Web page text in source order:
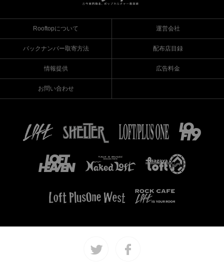
Rooftopについて 運営会社
バックナンバー取寄方法 配布店目録
情報提供 広告料金
お問い合わせ